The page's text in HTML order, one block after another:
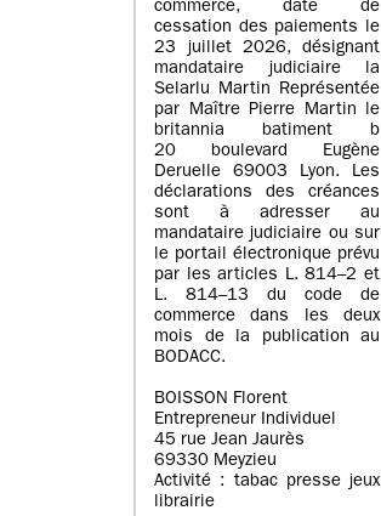
commerce, date de
cessation des paiements le
23 juillet 2026, désignant
mandataire judiciaire la
Selarlu Martin Représentée
par Maître Pierre Martin le
britannia batiment b
20 boulevard Eugène
Deruelle 69003 Lyon. Les
déclarations des créances
sont à adresser au
mandataire judiciaire ou sur
le portail électronique prévu
par les articles L. 814–2 et
L. 814–13 du code de
commerce dans les deux
mois de la publication au
BODACC.
BOISSON Florent
Entrepreneur Individuel
45 rue Jean Jaurès
69330 Meyzieu
Activité : tabac presse jeux
librairie